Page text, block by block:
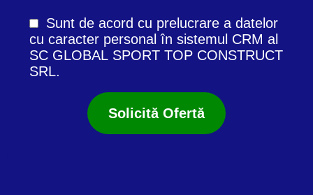
Sunt de acord cu prelucrare a datelor
cu caracter personal în sistemul CRM al
SC GLOBAL SPORT TOP CONSTRUCT
SRL.